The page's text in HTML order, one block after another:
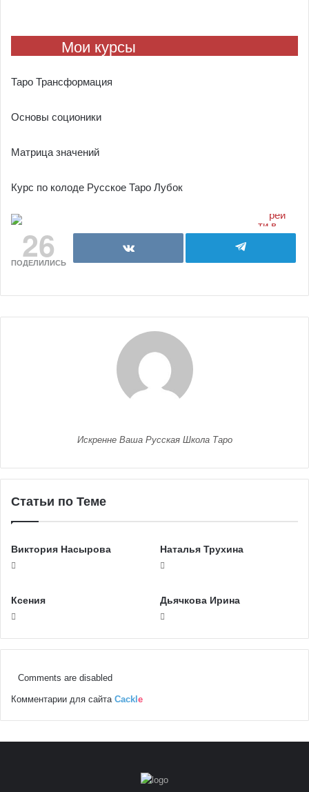
Мои курсы
Таро Трансформация
Основы соционики
Матрица значений
Курс по колоде Русское Таро Лубок
26
ПОДЕЛИЛИСЬ
Искренне Ваша Русская Школа Таро
Статьи по Теме
Виктория Насырова Наталья Трухина
Ксения Дьячкова Ирина
Comments are disabled
Комментарии для сайта Cackl e